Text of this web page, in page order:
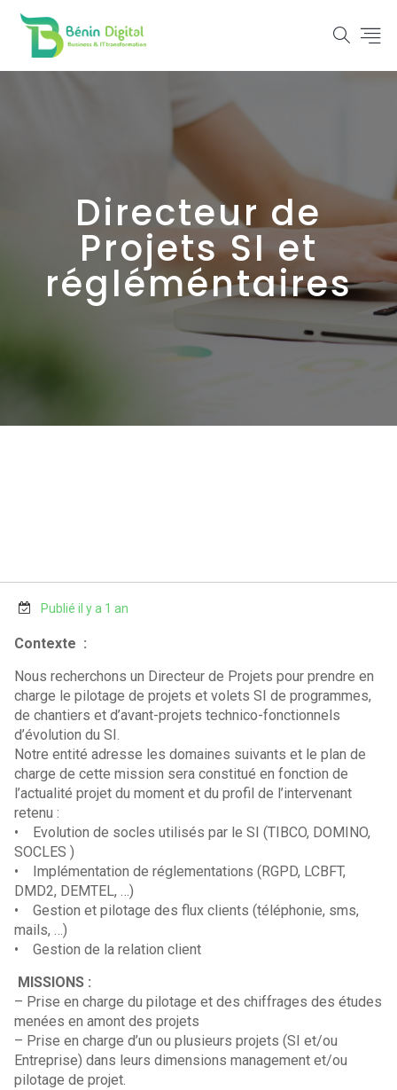
Directeur de
Projets SI et
régléméntaires
Publié il y a 1 an
Contexte :
Nous recherchons un Directeur de Projets pour prendre en
charge le pilotage de projets et volets SI de programmes,
de chantiers et d’avant-projets technico-fonctionnels
d’évolution du SI.
Notre entité adresse les domaines suivants et le plan de
charge de cette mission sera constitué en fonction de
l’actualité projet du moment et du profil de l’intervenant
retenu :
• Evolution de socles utilisés par le SI (TIBCO, DOMINO,
SOCLES )
• Implémentation de réglementations (RGPD, LCBFT,
DMD2, DEMTEL, …)
• Gestion et pilotage des flux clients (téléphonie, sms,
mails, …)
• Gestion de la relation client
MISSIONS :
– Prise en charge du pilotage et des chiffrages des études
menées en amont des projets
– Prise en charge d’un ou plusieurs projets (SI et/ou
Entreprise) dans leurs dimensions management et/ou
pilotage de projet.